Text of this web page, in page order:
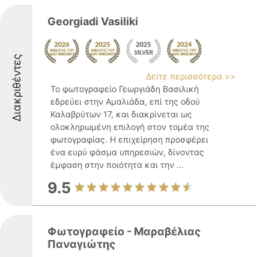
Διακριθέντες
Georgiadi Vasiliki
Δείτε περισσότερα >>
Το φωτογραφείο Γεωργιάδη Βασιλική
εδρεύει στην Αμαλιάδα, επί της οδού
Καλαβρύτων 17, και διακρίνεται ως
ολοκληρωμένη επιλογή στον τομέα της
φωτογραφίας. Η επιχείρηση προσφέρει
ένα ευρύ φάσμα υπηρεσιών, δίνοντας
έμφαση στην ποιότητα και την ...
9.5
Φωτογραφείο - Μαραβέλιας
Παναγιώτης